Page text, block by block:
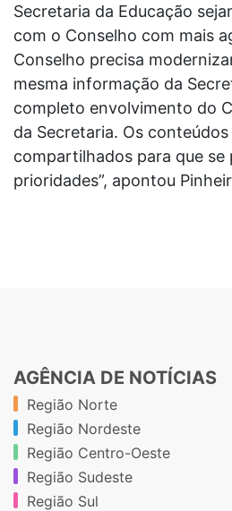
Secretaria da Educação
com o Conselho com mais
Conselho precisa
mesma informação da
completo envolvimento do
da Secretaria. Os
compartilhados para que se
prioridades”, apontou
AGÊNCIA DE NOTÍCIAS
Região Norte
Região Nordeste
Região Centro-Oeste
Região Sudeste
Região Sul